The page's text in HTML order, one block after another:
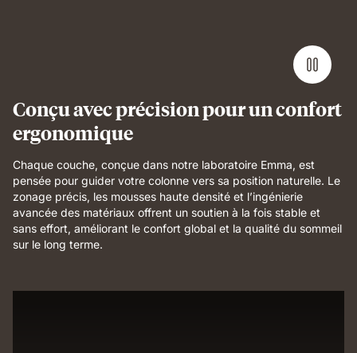
Conçu avec précision pour un confort
ergonomique
Chaque couche, conçue dans notre laboratoire Emma, est
pensée pour guider votre colonne vers sa position naturelle. Le
zonage précis, les mousses haute densité et l’ingénierie
avancée des matériaux offrent un soutien à la fois stable et
sans effort, améliorant le confort global et la qualité du sommeil
sur le long terme.